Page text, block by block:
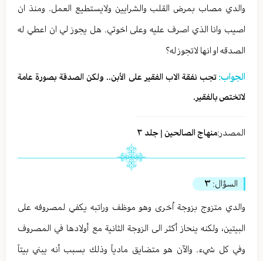
والدي مصاب بمرض القلب والشرايين ولايستطيع العمل. ومنذ ان
اصيب وانا الذي اصرف عليه وعلى اخوتي. هل يجوز لي ان اعطي له
الصدقه او انها لاتجوز له؟
الجواب:تجب نفقة الاب الفقير على الأبن.. ولكن الصدقة بصورة عامة
لاتختص بالفقير.
المصدر:منهاج الصالحين | جلد ٣
السؤال: ٣
والدي متزوج بزوجة اُخرى وهو موظف وراتبه يكفي لمصروفه على
البيتين، ولكنه ينحاز أكثر الى الزوجة الثانية مع أولادها في المصروف
وفي كل شيء. والآن هو متضايق مادياً وذلك بسبب أنه يبني بيتاً